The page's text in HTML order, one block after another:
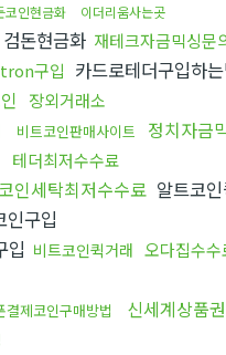
코인현금화 이더리움사는곳
검돈현금화 재테크자금믹싱문
tron구입 카드로테더구입하
장외거래소
비트코인판매사이트 정치자금
테더최저수수료
인세탁최저수수료 알트코
인구입
입 비트코인퀵거래 오다집수수
결제코인구매방법 신세계상품